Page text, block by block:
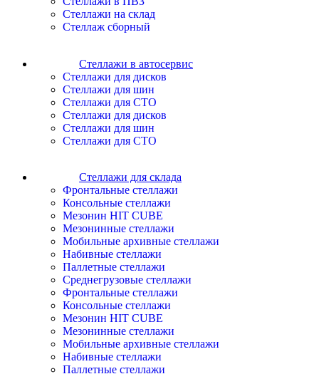
Cтеллажи на склад
Стеллаж сборный
Стеллажи в автосервис
Cтеллажи для дисков
Cтеллажи для шин
Cтеллажи для СТО
Cтеллажи для дисков
Cтеллажи для шин
Cтеллажи для СТО
Стеллажи для склада
Фронтальные стеллажи
Консольные стеллажи
Мезонин HIT CUBE
Мезонинные стеллажи
Мобильные архивные стеллажи
Набивные стеллажи
Паллетные стеллажи
Среднегрузовые стеллажи
Фронтальные стеллажи
Консольные стеллажи
Мезонин HIT CUBE
Мезонинные стеллажи
Мобильные архивные стеллажи
Набивные стеллажи
Паллетные стеллажи